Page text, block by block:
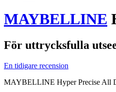
MAYBELLINE
För uttrycksfulla
En tidigare recension
MAYBELLINE Hyper Precise All